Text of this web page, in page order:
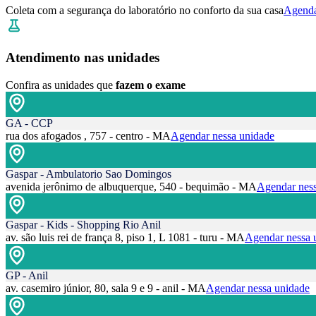
Coleta com a segurança do laboratório no conforto da sua casa
Atendimento nas unidades
Confira as unidades que fazem o exame
GA - CCP
rua dos afogados , 757 - centro - MAAgendar nessa unidade
Gaspar - Ambulatorio Sao Domingos
avenida jerônimo de albuquerque, 540 - bequimão - MAAgendar
Gaspar - Kids - Shopping Rio Anil
av. são luis rei de frança 8, piso 1, L 1081 - turu - MAAgendar nessa
GP - Anil
av. casemiro júnior, 80, sala 9 e 9 - anil - MAAgendar nessa unidade